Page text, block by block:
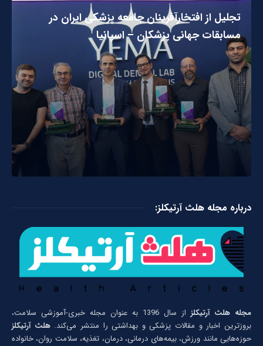
تجلیل از افتخارآفرینان جامعه پزشکی ایران در
مسابقات جهانی پزشکان – اسپانیا
درباره مجله هلث آرتیکلز:
مجله هلث آرتیکلز
از سال 1396 به عنوان مجله خبری-آموزشی سلامت،
بروزترین اخبار و مقالات پزشکی و بهداشتی را منتشر می‌کند.هلث آرتیکلز
حوزه‌هایی مانند ورزش، بیمه‌های درمانی، درمان، تغذیه، سلامت روان، خانواده